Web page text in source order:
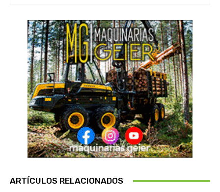
ARTÍCULOS RELACIONADOS